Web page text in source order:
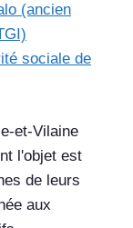
(ancien
sociale de
et-Vilaine
l'objet est
de leurs
aux